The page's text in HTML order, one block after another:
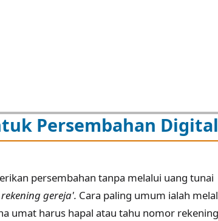
Persembahan Digital
persembahan tanpa melalui uang tunai
gereja'. Cara paling umum ialah
umat harus hapal atau tahu nomor rekening